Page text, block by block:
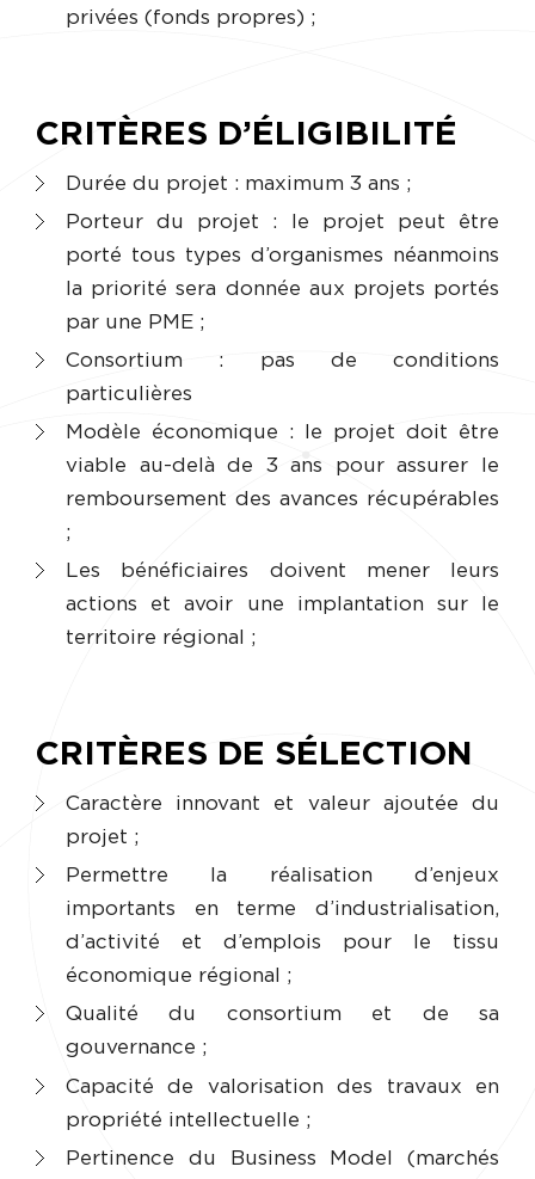
privées (fonds propres) ;
CRITÈRES D’ÉLIGIBILITÉ
Durée du projet : maximum 3 ans ;
Porteur du projet : le projet peut être
porté tous types d’organismes néanmoins
la priorité sera donnée aux projets portés
par une PME ;
Consortium : pas de conditions
particulières
Modèle économique : le projet doit être
viable au-delà de 3 ans pour assurer le
remboursement des avances récupérables
;
Les bénéficiaires doivent mener leurs
actions et avoir une implantation sur le
territoire régional ;
CRITÈRES DE SÉLECTION
Caractère innovant et valeur ajoutée du
projet ;
Permettre la réalisation d’enjeux
importants en terme d’industrialisation,
d’activité et d’emplois pour le tissu
économique régional ;
Qualité du consortium et de sa
gouvernance ;
Capacité de valorisation des travaux en
propriété intellectuelle ;
Pertinence du Business Model (marchés